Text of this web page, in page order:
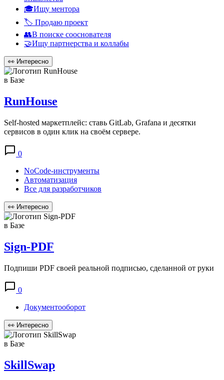
🎓Ищу ментора
🏷️ Продаю проект
👥В поиске сооснователя
🤝Ищу партнерства и коллабы
👀 Интересно
в Базе
RunHouse
Self-hosted маркетплейс: ставь GitLab, Grafana и десятки
сервисов в один клик на своём сервере.
0
NoCode-инструменты
Автоматизация
Все для разработчиков
👀 Интересно
в Базе
Sign-PDF
Подпиши PDF своей реальной подписью, сделанной от руки
0
Документооборот
👀 Интересно
в Базе
SkillSwap